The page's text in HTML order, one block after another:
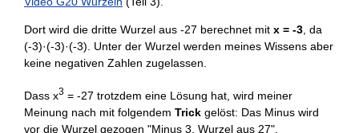
Dort wird die dritte Wurzel aus -27 berechnet mit x = -3 , da
(-3)·(-3)·(-3). Unter der Wurzel werden meines Wissens aber
keine negativen Zahlen zugelassen.
Dass x3 = -27 trotzdem eine Lösung hat, wird meiner
Meinung nach mit folgendem Trick gelöst: Das Minus wird
vor die Wurzel gezogen "Minus 3. Wurzel aus 27".